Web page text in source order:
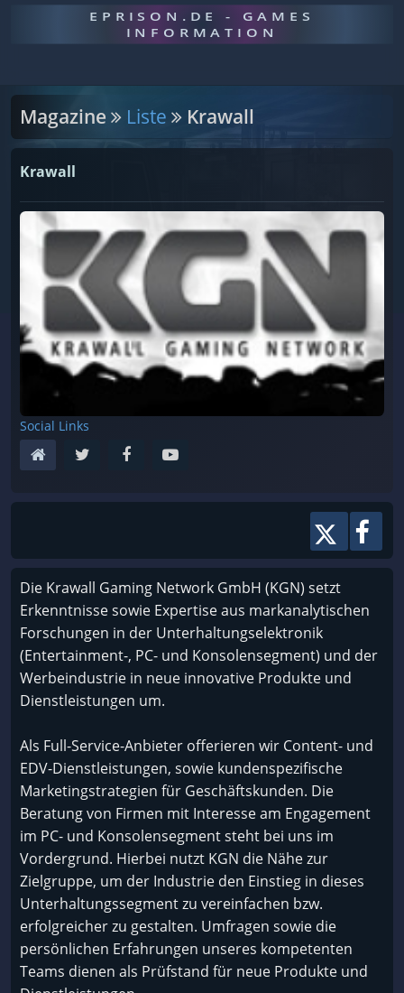
EPRISON.DE - GAMES
INFORMATION
Magazine Liste Krawall
Krawall
Social Links
Die Krawall Gaming Network GmbH (KGN) setzt
Erkenntnisse sowie Expertise aus markanalytischen
Forschungen in der Unterhaltungselektronik
(Entertainment-, PC- und Konsolensegment) und der
Werbeindustrie in neue innovative Produkte und
Dienstleistungen um.
Als Full-Service-Anbieter offerieren wir Content- und
EDV-Dienstleistungen, sowie kundenspezifische
Marketingstrategien für Geschäftskunden. Die
Beratung von Firmen mit Interesse am Engagement
im PC- und Konsolensegment steht bei uns im
Vordergrund. Hierbei nutzt KGN die Nähe zur
Zielgruppe, um der Industrie den Einstieg in dieses
Unterhaltungssegment zu vereinfachen bzw.
erfolgreicher zu gestalten. Umfragen sowie die
persönlichen Erfahrungen unseres kompetenten
Teams dienen als Prüfstand für neue Produkte und